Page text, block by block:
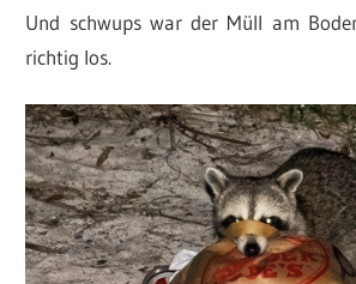
Und schwups war der Müll am
richtig los.